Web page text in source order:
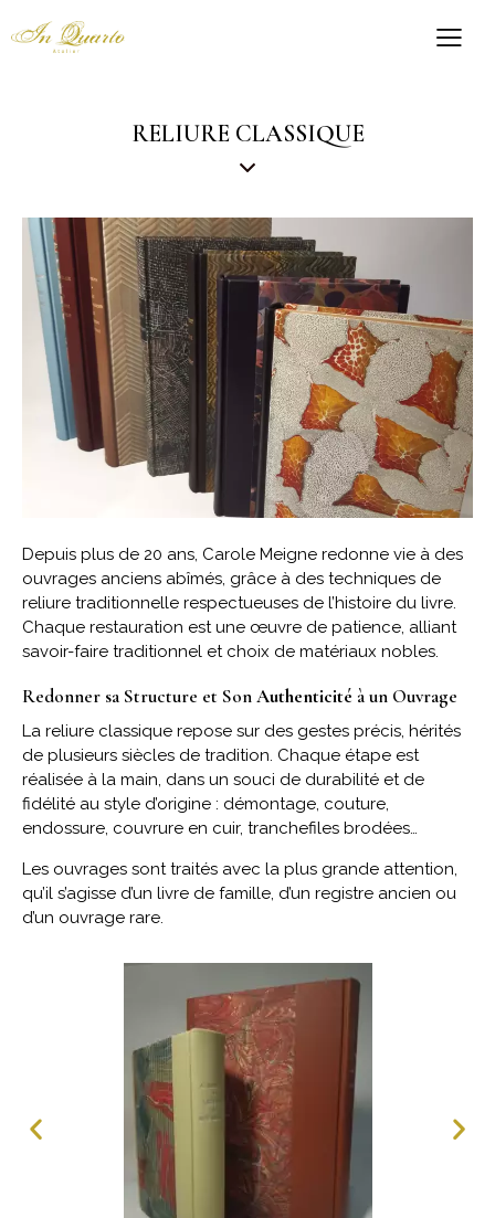
RELIURE CLASSIQUE
Depuis plus de 20 ans, Carole Meigne redonne vie à des
ouvrages anciens abîmés, grâce à des techniques de
reliure traditionnelle respectueuses de l’histoire du livre.
Chaque restauration est une œuvre de patience, alliant
savoir-faire traditionnel et choix de matériaux nobles.
Redonner sa Structure et SonAuthenticité à un Ouvrage
La reliure classique repose sur des gestes précis, hérités
de plusieurs siècles de tradition. Chaque étape est
réalisée à la main, dans un souci de durabilité et de
fidélité au style d’origine : démontage, couture,
endossure, couvrure en cuir, tranchefiles brodées…
Les ouvrages sont traités avec la plus grande attention,
qu’il s’agisse d’un livre de famille, d’un registre ancien ou
d’un ouvrage rare.